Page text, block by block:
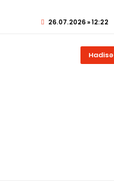
26.07.2026 » 12:22
Hadisə